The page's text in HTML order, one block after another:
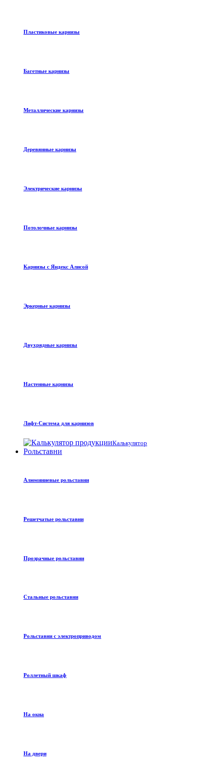
Пластиковые карнизы
Багетные карнизы
Металлические карнизы
Деревянные карнизы
Электрические карнизы
Потолочные карнизы
Карнизы с Яндекс Алисой
Эркерные карнизы
Двухрядные карнизы
Настенные карнизы
Лифт-Система для карнизов
Калькулятор
Рольставни
Алюминиевые рольставни
Решетчатые рольставни
Прозрачные рольставни
Стальные рольставни
Рольставни с электроприводом
Роллетный шкаф
На окна
На двери